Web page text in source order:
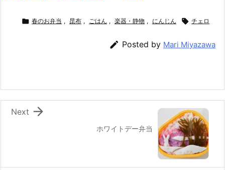
c
o
k
itt e er e
a
ai
l
 春のお弁当 , 昆布 , ごはん , 楽器・静物 , にんじん  チェロ
 Posted by Mari Miyazawa
ホワイトデー弁当

Next